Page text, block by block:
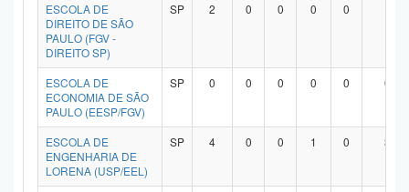
ESCOLA DE
DIREITO DE SÃO
PAULO (FGV -
DIREITO SP)
SP 2 0 0 0 0
ESCOLA DE
ECONOMIA DE SÃO
PAULO (EESP/FGV)
SP 0 0 0 0 0 0
ESCOLA DE
ENGENHARIA DE
LORENA (USP/EEL)
SP 4 0 0 1 0 3